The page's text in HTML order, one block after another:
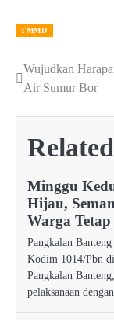
TMMD
Post
Wujudkan
Air Sumur Bor
Minggu
Hijau,
Warga
Pangkalan
Kodim 1014/Pbn
Pangkalan
pelaksanaan